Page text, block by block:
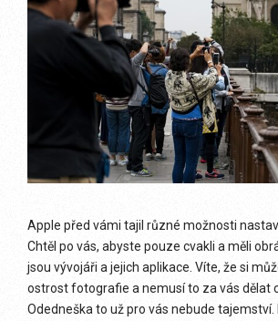
Apple před vámi tajil různé možnosti
Chtěl po vás, abyste pouze cvakli a měli
jsou vývojáři a jejich aplikace. Víte, že si
ostrost fotografie a nemusí to za vás dělat
Odedneška to už pro vás nebude tajemství.